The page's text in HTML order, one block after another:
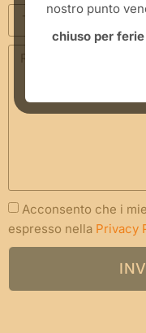
Acconsento che i
espresso nella Privacy
nostro punto
chiuso per